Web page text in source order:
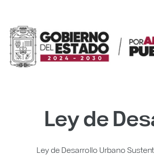
Ley de
Ley de Desarrollo Urbano